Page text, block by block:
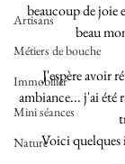
Artisans
Métiers de bouche
Immobilier
Mini séances
Nature
beaucoup de joie
beau
J'espère avoir
ambiance... j'ai été
Voici quelques